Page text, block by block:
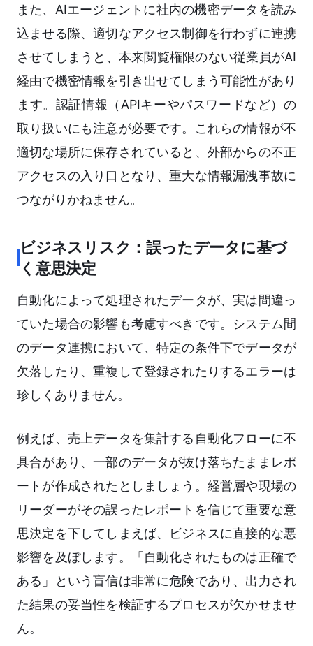
また、AIエージェントに社内の機密データを読み
込ませる際、適切なアクセス制御を行わずに連携
させてしまうと、本来閲覧権限のない従業員がAI
経由で機密情報を引き出せてしまう可能性があり
ます。認証情報（APIキーやパスワードなど）の
取り扱いにも注意が必要です。これらの情報が不
適切な場所に保存されていると、外部からの不正
アクセスの入り口となり、重大な情報漏洩事故に
つながりかねません。
ビジネスリスク：誤ったデータに基づ
く意思決定
自動化によって処理されたデータが、実は間違っ
ていた場合の影響も考慮すべきです。システム間
のデータ連携において、特定の条件下でデータが
欠落したり、重複して登録されたりするエラーは
珍しくありません。
例えば、売上データを集計する自動化フローに不
具合があり、一部のデータが抜け落ちたままレポ
ートが作成されたとしましょう。経営層や現場の
リーダーがその誤ったレポートを信じて重要な意
思決定を下してしまえば、ビジネスに直接的な悪
影響を及ぼします。「自動化されたものは正確で
ある」という盲信は非常に危険であり、出力され
た結果の妥当性を検証するプロセスが欠かせませ
ん。